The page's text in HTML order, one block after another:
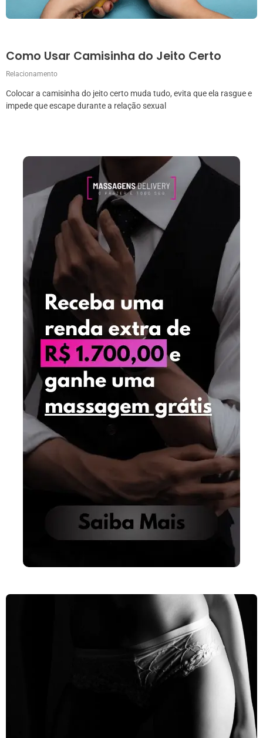
Como Usar Camisinha do Jeito Certo
Relacionamento
Colocar a camisinha do jeito certo muda tudo, evita que ela rasgue e
impede que escape durante a relação sexual